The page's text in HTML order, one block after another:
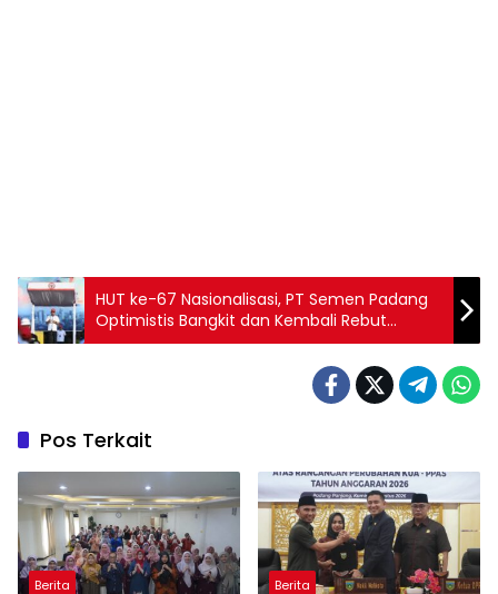
HUT ke-67 Nasionalisasi, PT Semen Padang
Optimistis Bangkit dan Kembali Rebut
Kepercayaan Pasar
Pos Terkait
Berita Berita